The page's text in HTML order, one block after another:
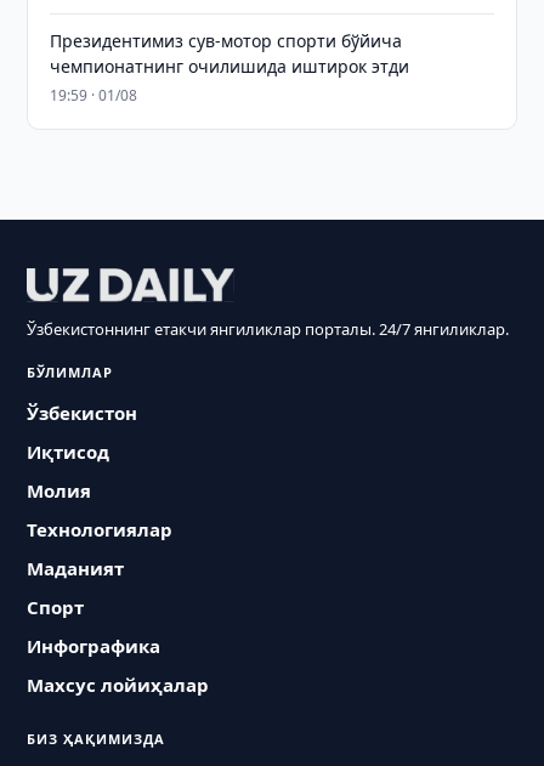
Президентимиз сув-мотор спорти бўйича
чемпионатнинг очилишида иштирок этди
19:59 · 01/08
Ўзбекистоннинг етакчи янгиликлар порталы. 24/7 янгиликлар.
БЎЛИМЛАР
Ўзбекистон
Иқтисод
Молия
Технологиялар
Маданият
Спорт
Инфографика
Махсус лойиҳалар
БИЗ ҲАҚИМИЗДА